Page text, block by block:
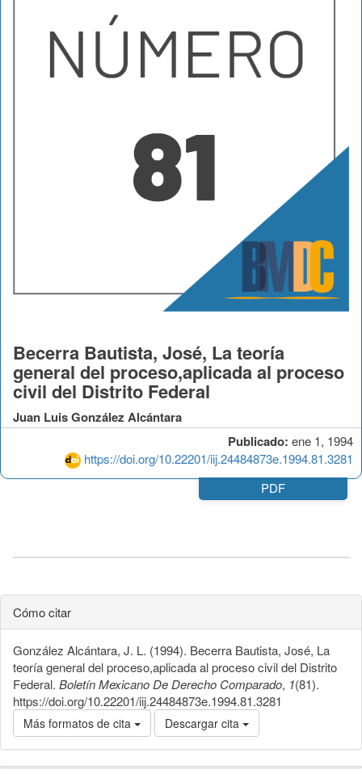
Publicado: ene 1, 1994
https://doi.org/10.22201/iij.24484873e.1994.81.3281
Becerra Bautista, José, La teoría
general del proceso,aplicada al proceso
civil del Distrito Federal
Juan Luis González Alcántara
PDF
Cómo citar
González Alcántara, J. L. (1994). Becerra Bautista, José, La
teoría general del proceso,aplicada al proceso civil del Distrito
Federal. Boletín Mexicano De Derecho Comparado, 1(81).
https://doi.org/10.22201/iij.24484873e.1994.81.3281
Más formatos de cita Descargar cita